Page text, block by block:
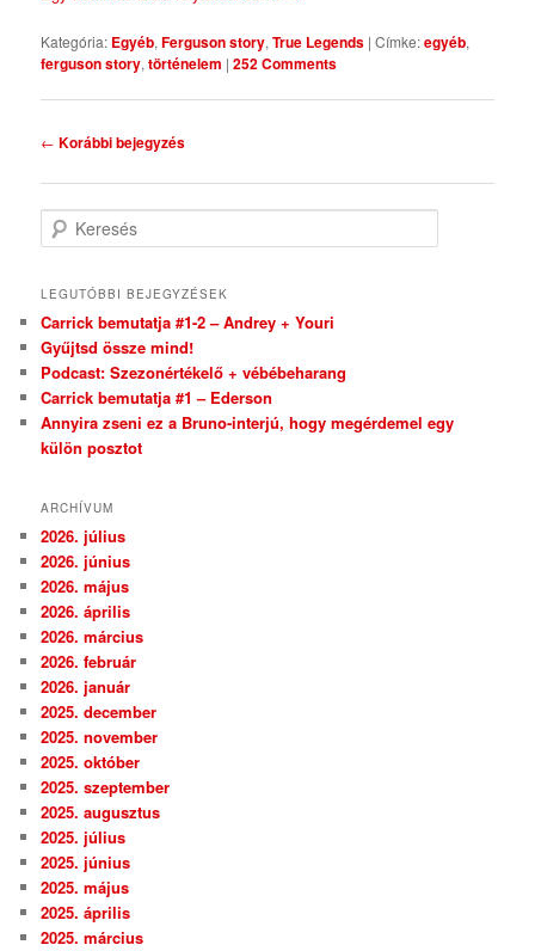
Kategória: Egyéb,Ferguson story,True Legends |Címke:egyéb,
ferguson story,történelem |252 Comments
Bejegyzés navigáció
← Korábbi bejegyzés
Keresés
LEGUTÓBBI BEJEGYZÉSEK
Carrick bemutatja #1-2 – Andrey + Youri
Gyűjtsd össze mind!
Podcast: Szezonértékelő + vébébeharang
Carrick bemutatja #1 – Ederson
Annyira zseni ez a Bruno-interjú, hogy megérdemel egy
külön posztot
ARCHÍVUM
2026. július
2026. június
2026. május
2026. április
2026. március
2026. február
2026. január
2025. december
2025. november
2025. október
2025. szeptember
2025. augusztus
2025. július
2025. június
2025. május
2025. április
2025. március